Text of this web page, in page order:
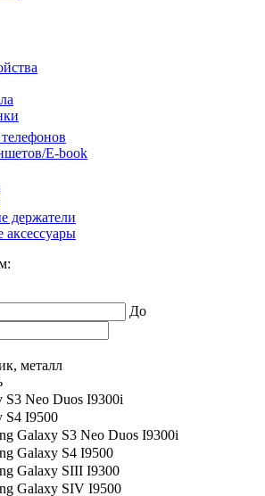
E-book
держатели
аксессуары
До
металл
S3 Neo Duos I9300i
S4 I9500
Galaxy S3 Neo Duos I9300i
Galaxy S4 I9500
Galaxy SIII I9300
Galaxy SIV I9500